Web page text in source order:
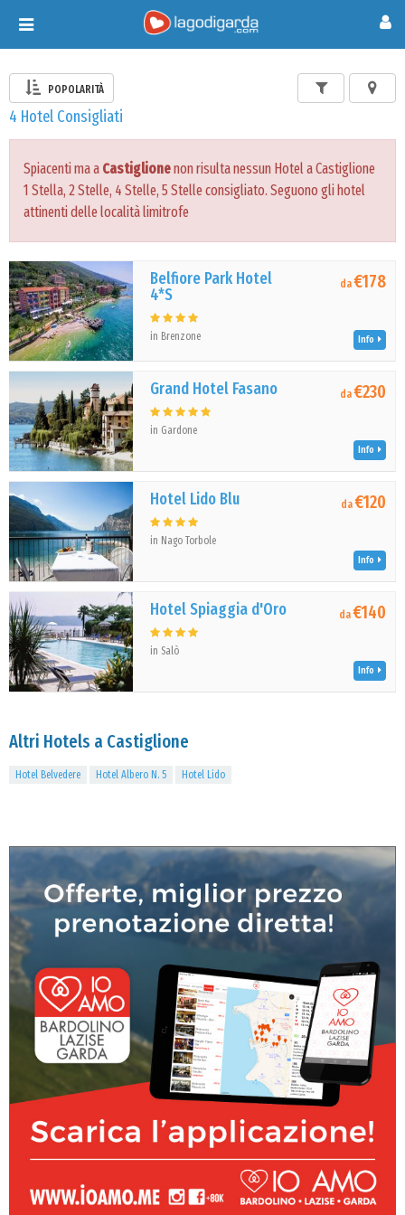
Toggle
navigation
POPOLARITÀ
4 Hotel Consigliati
Spiacenti ma a Castiglionenon risulta nessun Hotel a Castiglione
1 Stella, 2 Stelle, 4 Stelle, 5 Stelle consigliato. Seguono gli hotel
attinenti delle località limitrofe
Belfiore Park Hotel
4*S
in Brenzone
da€178
Info
Grand Hotel Fasano
in Gardone
da€230
Info
Hotel Lido Blu
in Nago Torbole
da€120
Info
Hotel Spiaggia d'Oro
in Salò
da€140
Info
Altri Hotels a Castiglione
Hotel Belvedere Hotel Albero N. 5 Hotel Lido